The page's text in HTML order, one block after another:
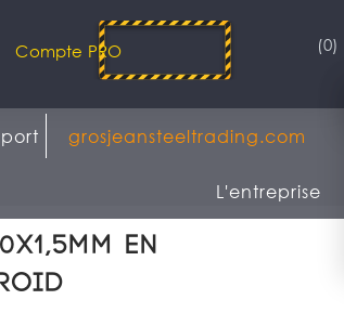
Compte PRO (0)
grosjeansteeltrading.com
L'entreprise
en